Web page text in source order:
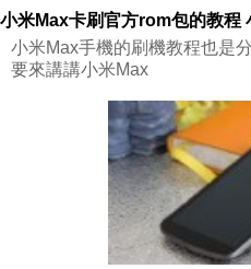
小米Max卡刷官方rom包的教程
小米Max手機的刷機教程也是
要來講講小米Max